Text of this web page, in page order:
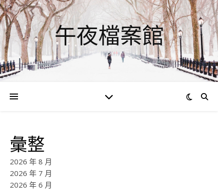
午夜檔案館
彙整
2026 年 8 月
2026 年 7 月
2026 年 6 月